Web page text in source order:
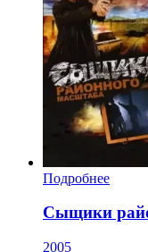
Подробнее
Сыщики
2005